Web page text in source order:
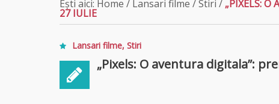
Ești aici: Home / Lansari filme /Stiri / „PIXELS: O
27 IULIE
Lansari filme, Stiri
„Pixels: O aventura digitala”: